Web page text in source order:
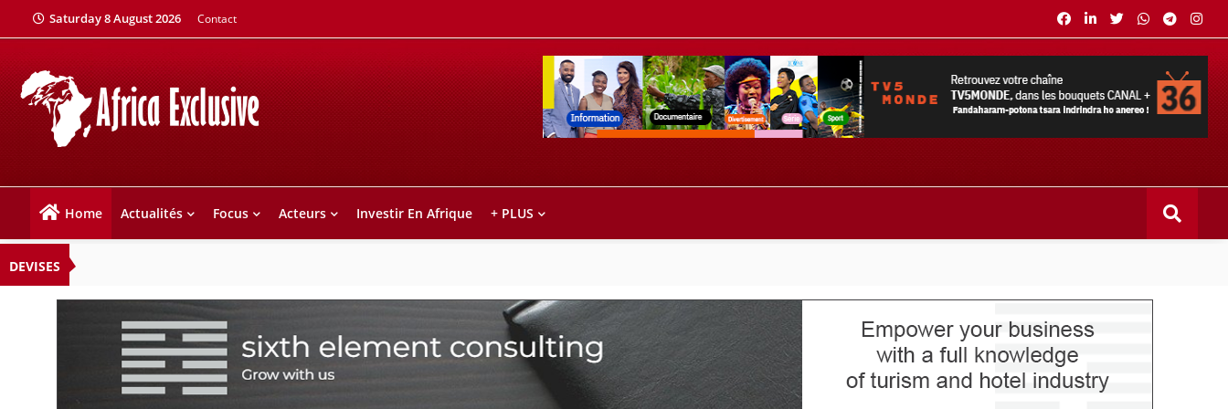
Saturday 8 August 2026 Contact
Home Actualités Focus Acteurs Investir En Afrique + PLUS
DEVISES